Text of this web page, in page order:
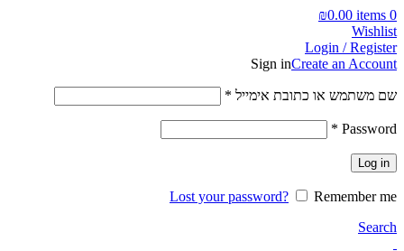
0
items
₪0.00
Wishlist
Login / Register
Sign inCreate an Account
שם משתמש או כתובת אימייל *
Password
*
Log in
Lost your password?
Remember me
Search